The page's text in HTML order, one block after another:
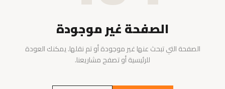
الصفحة غير موجودة
الصفحة التي تبحث عنها غير موجودة أو تم نقلها. يمكنك العودة
للرئيسية أو تصفح مشاريعنا.